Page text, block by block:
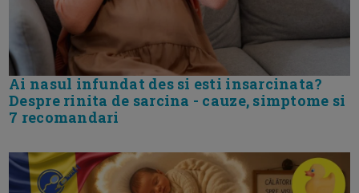
Ai nasul infundat des si esti insarcinata?
Despre rinita de sarcina - cauze, simptome si
7 recomandari